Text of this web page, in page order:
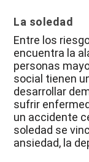
La soledad
Entre los
encuentra la
personas
social tienen
desarrollar
sufrir
un accidente
soledad se
ansiedad, la